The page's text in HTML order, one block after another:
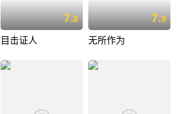
7.8
目击证人
7.9
无所作为